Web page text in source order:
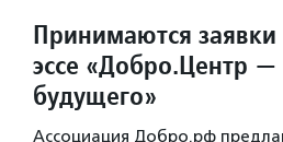
Принимаются заявки
эссе «Добро.Центр —
будущего»
Ассоциация Добро.рф